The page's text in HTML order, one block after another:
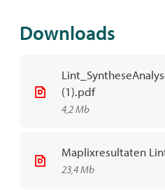
Downloads
(1).pdf
4,2 Mb
Maplixresultaten
23,4 Mb